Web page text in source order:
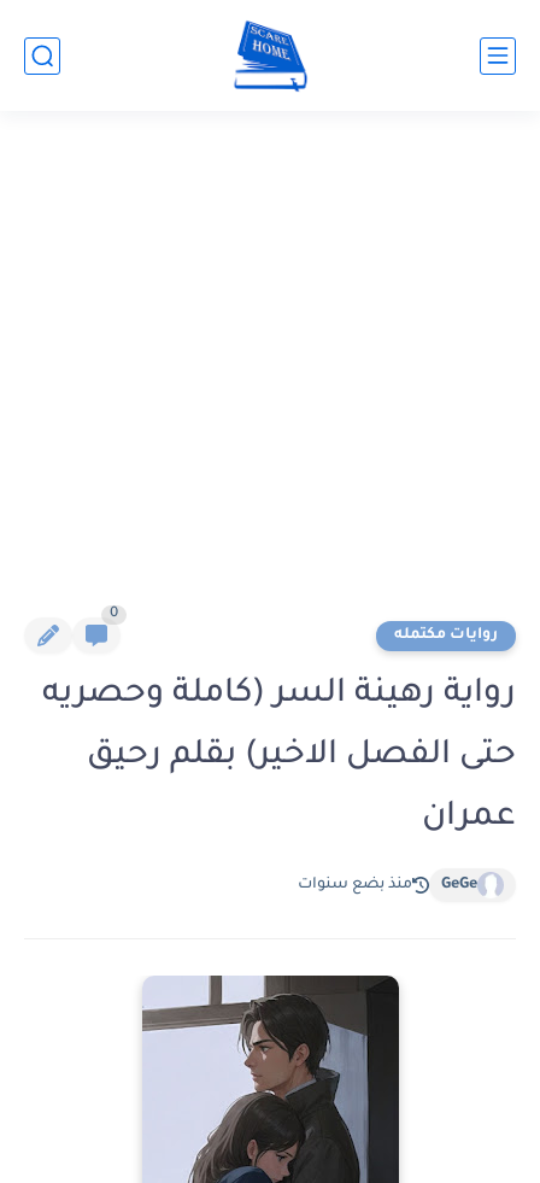
روايات مكتمله
0
رواية رهينة السر (كاملة وحصريه
حتى الفصل الاخير) بقلم رحيق
عمران
GeGe منذ بضع سنوات